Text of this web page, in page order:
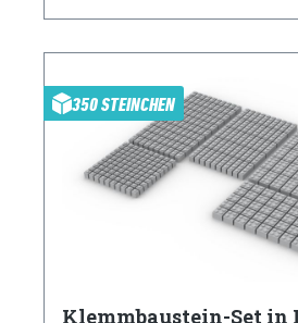
350 STEINCHEN
Klemmbaustein-Set in